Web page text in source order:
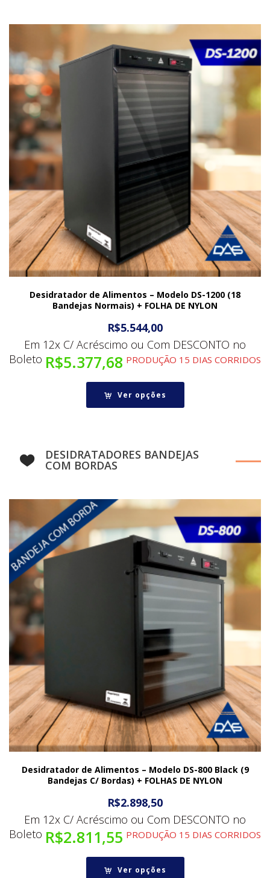
Desidratador de Alimentos – Modelo DS-1200 (18
Bandejas Normais) + FOLHA DE NYLON
R$5.544,00
Em 12x C/ Acréscimo ou Com DESCONTO no
Boleto R$5.377,68 PRODUÇÃO 15 DIAS CORRIDOS
Ver opções
DESIDRATADORES BANDEJAS
COM BORDAS
Desidratador de Alimentos – Modelo DS-800 Black (9
Bandejas C/ Bordas) + FOLHAS DE NYLON
R$2.898,50
Em 12x C/ Acréscimo ou Com DESCONTO no
Boleto R$2.811,55 PRODUÇÃO 15 DIAS CORRIDOS
Ver opções